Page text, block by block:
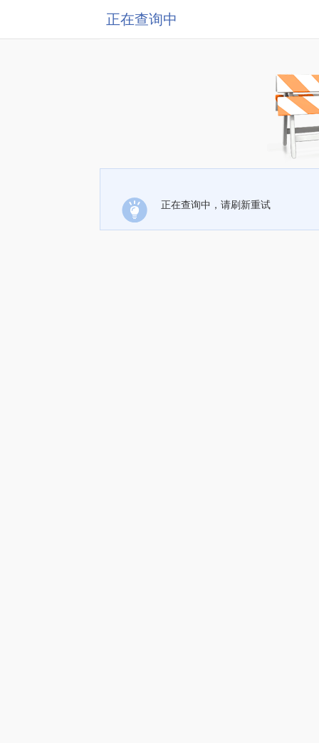
正在查询中
正在查询中，请刷新重试